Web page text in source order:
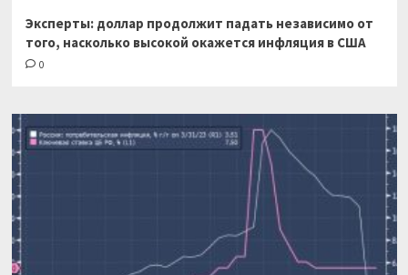
Эксперты: доллар продолжит падать независимо от
того, насколько высокой окажется инфляция в США
0